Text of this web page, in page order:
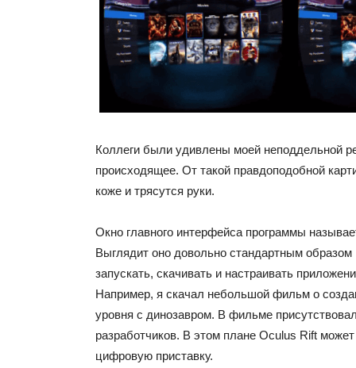
Коллеги были удивлены моей неподдельной
происходящее. От такой правдоподобной
коже и трясутся руки.
Окно главного интерфейса программы
Выглядит оно довольно стандартным образом
запускать, скачивать и настраивать
Например, я скачал небольшой фильм о
уровня с динозавром. В фильме
разработчиков. В этом плане Oculus Rift
цифровую приставку.